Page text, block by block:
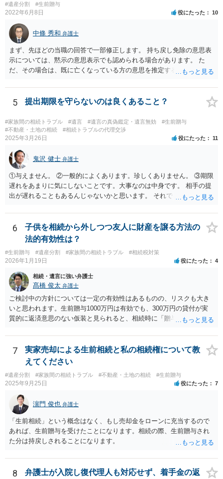
#遺産分割 #生前贈与
2022年6月8日 役にたった 10
中條 秀和 弁護士
まず、先ほどの当職の回答で一部修正します。 持ち戻し免除の意思表
示については、黙示の意思表示でも認められる場合があります。 た
だ、その場合は、既に亡くなっている方の意思を推定することになり
持ち戻し免除の意思表示は書面で明確にしておいていただくべきとい
う結論は変わりません。 誤解を与えるような回答でした。失礼しまし
た。 文言については、「〇〇に対する生前贈与による特別受益の持ち
戻しをすべて免除する」というのがオーソドックスなものですが、ご
心配ならば、弁護士のところに行って、特別受益となりそうな贈与に
ついて説明した上で、適切な文言についてご相談してみてはいかがで
しょうか。
5 提出期限を守らないのは良くあること？
#家族間の相続トラブル #遺言 #遺言の真偽鑑定・遺言無効
#生前贈与
#不動産・土地の相続
#相続トラブルの代理交渉
2025年3月26日 役にたった 11
鬼沢 健士 弁護士
①与えません。 ②一般的によくあります。珍しくありません。 ③期限
遅れをあまりに気にしないことです。大事なのは中身です。 相手の提
出が遅れることもあるんじゃないかと思います。 それでもあなた有利
6
子供を相続から外しつつ友人に財産を譲る方法の
法的有効性は？
#生前贈与 #遺産分割 #家族間の相続トラブル #相続税対策
2026年1月19日 役にたった 4
相続・遺言に強い弁護士
髙橋 俊太 弁護士
ご検討中の方針については一定の有効性はあるものの、リスクも大き
いと思われます。生前贈与1000万円は有効でも、300万円の貸付が実
質的に返済意思のない仮装と見られると、相続時に「贈与」と評価さ
法として考えられるものとしては、 ①信託（家族信託・目的信託） 財
産を信託口に移し、受託者（信頼できる友人や専門職）に管理させ、
・生存中はあなたの生活費・介護費に優先充当 ・残余を友人や慈善団
体へ と使途を厳格に指定。相続ではなく信託帰属になるため、子の関
与を大きく排除できます。 ②遺言＋生命保険の組合せ 生活資金は手元
に残し、余剰資金で受取人を友人・団体にした保険を活用。保険金は
相続財産とは別枠で、遺留分対策にも有効と思われます。 ③負担付死
因贈与 「介護・見守り等を条件に、死亡時に財産を渡す」契約。条件
不履行なら無効にでき、老後の安心を担保できます。 ④ 寄附予約＋解
除条件 慈善団体への寄附を予約しつつ、資金不足時は解除できる条項
を設定。 などがあり得るかと思われます。
7
実家売却による生前相続と私の相続権について教
えてください
#遺産分割 #家族間の相続トラブル #不動産・土地の相続 #生前贈与
2025年9月25日 役にたった 7
濵門 俊也 弁護士
「生前相続」という概念はなく、もし売却金をローンに充当するので
あれば、生前贈与を受けたことになります。相続の際、生前贈与され
た分は持戻しされることになります。
8
弁護士が入院し復代理人も対応せず、着手金の返